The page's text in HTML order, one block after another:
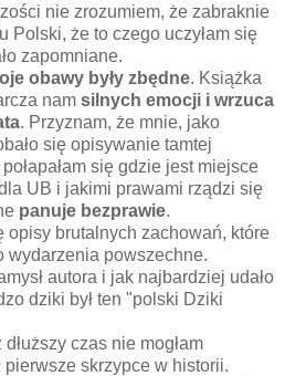
nie zrozumiem, że zabraknie
Polski, że to czego uczyłam się
zapomniane.
obawy były zbędne. Książka
nam silnych emocji i wrzuca
. Przyznam, że mnie, jako
się opisywanie tamtej
się gdzie jest miejsce
UB i jakimi prawami rządzi się
panuje bezprawie.
opisy brutalnych zachowań, które
wydarzenia powszechne.
autora i jak najbardziej udało
dziki był ten "polski Dziki
czas nie mogłam
pierwsze skrzypce w historii.